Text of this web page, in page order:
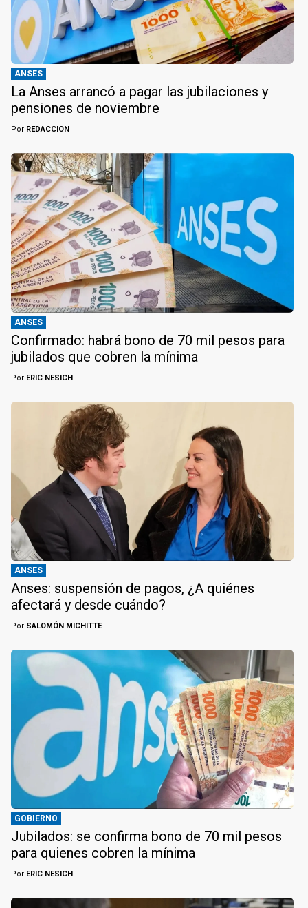
ANSES
La Anses arrancó a pagar las jubilaciones y
pensiones de noviembre
Por REDACCION
ANSES
Confirmado: habrá bono de 70 mil pesos para
jubilados que cobren la mínima
Por ERIC NESICH
ANSES
Anses: suspensión de pagos, ¿A quiénes
afectará y desde cuándo?
Por SALOMÓN MICHITTE
GOBIERNO
Jubilados: se confirma bono de 70 mil pesos
para quienes cobren la mínima
Por ERIC NESICH